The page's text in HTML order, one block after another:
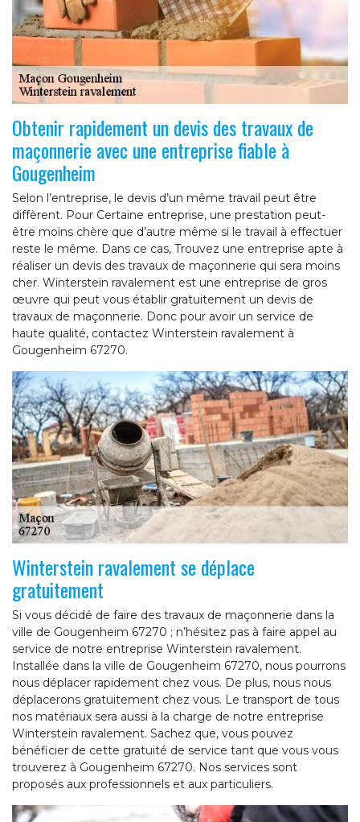
Obtenir rapidement un devis des travaux de
maçonnerie avec une entreprise fiable à
Gougenheim
Selon l’entreprise, le devis d’un même travail peut être
diffèrent. Pour Certaine entreprise, une prestation peut-
être moins chère que d’autre même si le travail à effectuer
reste le même. Dans ce cas, Trouvez une entreprise apte à
réaliser un devis des travaux de maçonnerie qui sera moins
cher. Winterstein ravalement est une entreprise de gros
œuvre qui peut vous établir gratuitement un devis de
travaux de maçonnerie. Donc pour avoir un service de
haute qualité, contactez Winterstein ravalement à
Gougenheim 67270.
Winterstein ravalement se déplace
gratuitement
Si vous décidé de faire des travaux de maçonnerie dans la
ville de Gougenheim 67270 ; n’hésitez pas à faire appel au
service de notre entreprise Winterstein ravalement.
Installée dans la ville de Gougenheim 67270, nous pourrons
nous déplacer rapidement chez vous. De plus, nous nous
déplacerons gratuitement chez vous. Le transport de tous
nos matériaux sera aussi à la charge de notre entreprise
Winterstein ravalement. Sachez que, vous pouvez
bénéficier de cette gratuité de service tant que vous vous
trouverez à Gougenheim 67270. Nos services sont
proposés aux professionnels et aux particuliers.